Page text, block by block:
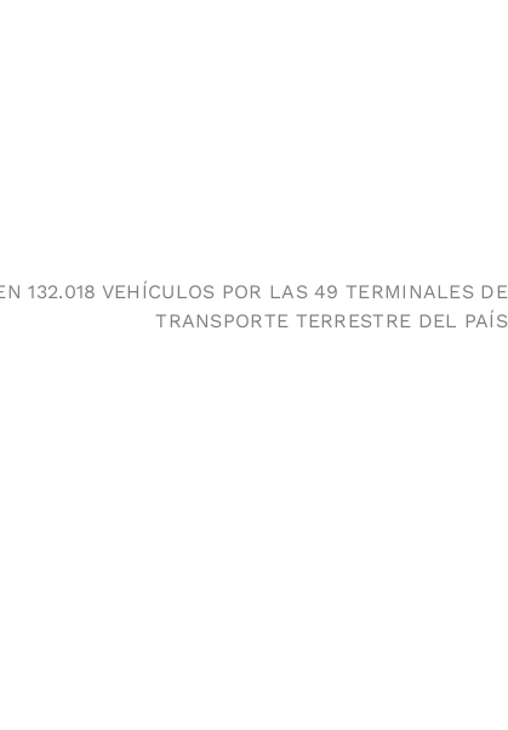
132.018 VEHÍCULOS POR LAS 49 TERMINALES DE
TRANSPORTE TERRESTRE DEL PAÍS